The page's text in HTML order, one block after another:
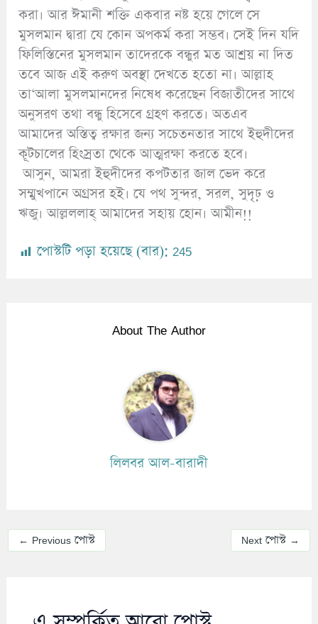
করা। আর ঈমানী শক্তি একবার নষ্ট হয়ে গেলে সে
মুসলমান দ্বারা যে কোন অপকর্ম করা সম্ভব। সেই দিন যদি
ফিলিস্তিনের মুসলমান তাদেরকে বন্ধুর মত আশ্রয় না দিত
তবে আজ এই করুণ অবস্থা দেখতে হতো না। আল্লাহ
তা‘আলা মুসলমানদের নিষেধ করেছেন বিজাতীদের সাথে
অনুসরণ তথা বন্ধু হিসেবে গ্রহণ করতে। অতএব
আমাদের অস্তিত্ব রক্ষার জন্য সচেতনতার সাথে ইহুদীদের
কূটচালের হিংস্রতা থেকে আত্মরক্ষা করতে হবে।
আসুন, আমরা ইহুদীদের কপটতার জাল ভেদ করে
সম্মুখপানে অগ্রসর হই। যে পথ সুন্দর, সরল, সুদৃঢ় ও
ঋজু। আল্লললাহ্ আমাদের সহায় হোন। আমীন!!
পোস্টটি পড়া হয়েছে (বার): 245
About The Author
লিলবর আল-বারাদী
← Previous পোস্ট Next পোস্ট →